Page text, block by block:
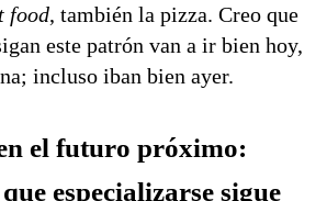
food, también la pizza. Creo que
este patrón van a ir bien hoy,
incluso iban bien ayer.
el futuro próximo:
especializarse sigue